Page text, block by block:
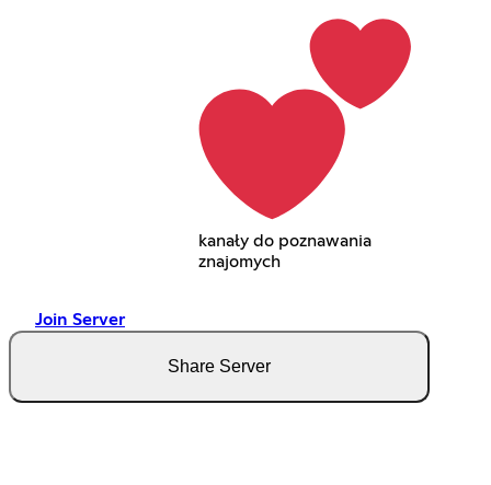
kanały do poznawania
znajomych
Join Server
Share Server